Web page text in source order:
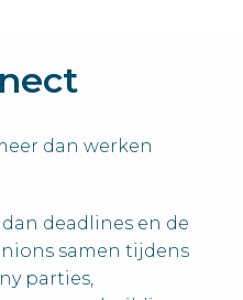
dan werken
deadlines en de
samen tijdens
parties,